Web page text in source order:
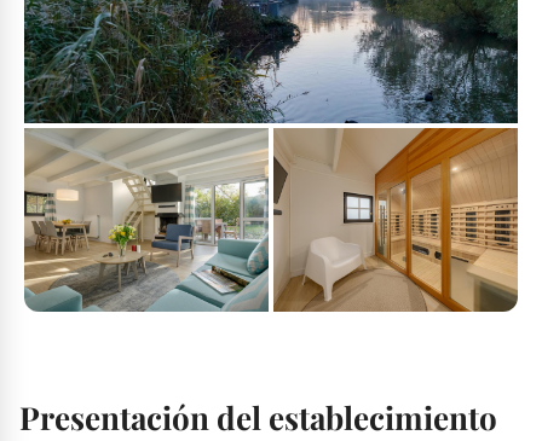
Presentación del establecimiento